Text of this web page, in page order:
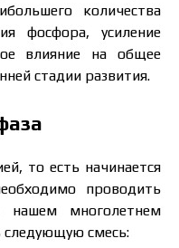
количества
фосфора, усиление
влияние на общее
стадии развития.
то есть начинается
проводить
нашем многолетнем
смесь: